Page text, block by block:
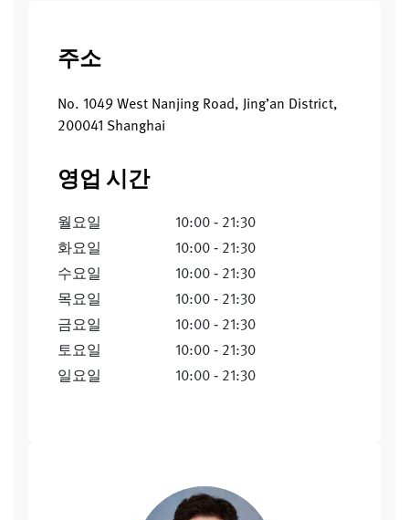
주소
No. 1049 West Nanjing Road, Jing’an District,
200041 Shanghai
영업 시간
월요일
10:00 ‐ 21:30
화요일
10:00 ‐ 21:30
수요일
10:00 ‐ 21:30
목요일
10:00 ‐ 21:30
금요일
10:00 ‐ 21:30
토요일
10:00 ‐ 21:30
일요일
10:00 ‐ 21:30